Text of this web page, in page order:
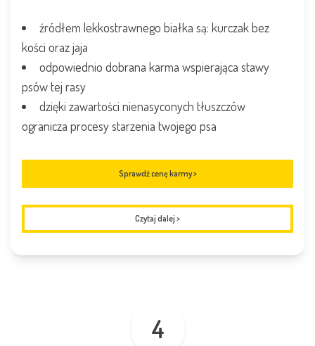
źródłem lekkostrawnego białka są: kurczak bez
kości oraz jaja
odpowiednio dobrana karma wspierająca stawy
psów tej rasy
dzięki zawartości nienasyconych tłuszczów
ogranicza procesy starzenia twojego psa
Sprawdź cenę karmy >
Czytaj dalej >
4